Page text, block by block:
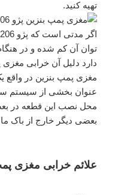
تهیه کنید.
توان آن کم شده و در
دارد دلیل آن خرابی مغزی پمپ
مغزی پمپ بنزین در واقع
محل نصب این قطعه در
بعضی دیگر خارج از باک
علائم خرابی مغزی پمپ